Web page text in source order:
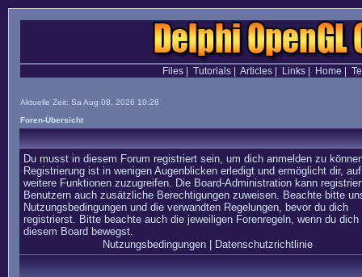
Files| Tutorials| Articles| Links| Home
Aktuelle Zeit: Sa Aug 08, 2026 10:28
Foren-Übersicht
Du musst in diesem Forum registriert sein, um dich anmelden zu
Registrierung ist in wenigen Augenblicken erledigt und ermöglicht dir, auf
weitere Funktionen zuzugreifen. Die Board-Administration kann
Benutzern auch zusätzliche Berechtigungen zuweisen. Beachte bitte
Nutzungsbedingungen und die verwandten Regelungen, bevor du dich
registrierst. Bitte beachte auch die jeweiligen Forenregeln, wenn du dich
diesem Board bewegst.
Nutzungsbedingungen| Datenschutzrichtlinie